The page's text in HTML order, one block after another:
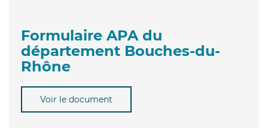
Formulaire APA du
département Bouches-du-
Rhône
Voir le document